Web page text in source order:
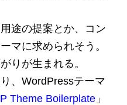
途の提案とか、コン
マに求められそう。
りが生まれる。
、WordPressテーマ
Theme Boilerplate 」